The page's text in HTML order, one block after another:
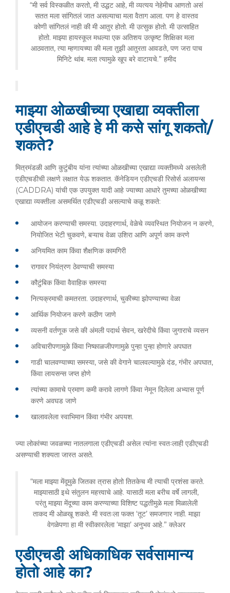
“मी सर्व विस्कळीत करतो, मी उद्धट आहे, मी व्यत्यय नेहेमीच आणतो असं
सतत मला सांगितलं जात असल्याचा मला वैताग आला. पण हे वास्तव
कोणी सांगितलं नाही की मी आतुर होतो. मी उत्सुक होतो. मी उत्साहित
होतो. माझ्या हायस्कूल मधल्या एक अतिशय उत्कृष्ट शिक्षिका मला
आठवतात, त्या म्हणायच्या की मला तुझी आतुरता आवडते, पण जरा पाच
मिनिटे थांब. मला त्यामुळे खूप बरे वाटायचे.” हमीद
माझ्या ओळखीच्या एखाद्या व्यक्तीला
एडीएचडी आहे हे मी कसे सांगू शकतो/
शकते?
मित्रमंडळी आणि कुटुंबीय यांना त्यांच्या ओळखीच्या एखाद्या व्यक्तीमध्ये असलेली
एडीएचडीची लक्षणे लक्षात येऊ शकतात. कॅनेडियन एडीएचडी रिसोर्स अलायन्स
(CADDRA) यांची एक उपयुक्त यादी आहे ज्याच्या आधारे तुमच्या ओळखीच्या
एखाद्या व्यक्तीला असमर्थित एडीएचडी असल्याचे कळू शकते:
आयोजन करण्याची समस्या. उदाहरणार्थ, वेळेचे व्यवस्थित नियोजन न करणे,
नियोजित भेटी चुकवणे, बऱ्याच वेळा उशिरा आणि अपूर्ण काम करणे
अनियमित काम किंवा शैक्षणिक कामगिरी
रागावर नियंत्रण ठेवण्याची समस्या
कौटुंबिक किंवा वैवाहिक समस्या
नित्यक्रमाची कमतरता. उदाहरणार्थ, चुकीच्या झोपण्याच्या वेळा
आर्थिक नियोजन करणे कठीण जाणे
व्यसनी वर्तणूक जसे की अंमली पदार्थ सेवन, खरेदीचे किंवा जुगाराचे व्यसन
अविचारीपणामुळे किंवा निष्काळजीपणामुळे पुन्हा पुन्हा होणारे अपघात
गाडी चालवण्याच्या समस्या, जसे की वेगाने चालवल्यामुळे दंड, गंभीर अपघात,
किंवा लायसन्स जप्त होणे
त्यांच्या कामाचे प्रमाण कमी करावे लागणे किंवा नेमून दिलेला अभ्यास पूर्ण
करणे अवघड जाणे
खालावलेला स्वाभिमान किंवा गंभीर अपयश.
ज्या लोकांच्या जवळच्या नातलगाला एडीएचडी असेल त्यांना स्वतःलाही एडीएचडी
असण्याची शक्यता जास्त असते.
“मला माझ्या मेंदूमुळे जितका त्रास होतो तितकेच मी त्याची प्रशंसा करते.
माझ्यासाठी इथे संतुलन महत्त्वाचे आहे. यासाठी मला बरीच वर्षे लागली,
परंतु माझ्या मेंदूच्या काम करण्याच्या विशिष्ट पद्धतीमुळे मला मिळालेली
ताकद मी ओळखू शकते. मी स्वतःला फक्त ‘तूट’ समजणार नाही. माझा
वेगळेपणा हा मी स्वीकारलेला ‘माझा’ अनुभव आहे.” क्लेअर
एडीएचडी अधिकाधिक सर्वसामान्य
होतो आहे का?